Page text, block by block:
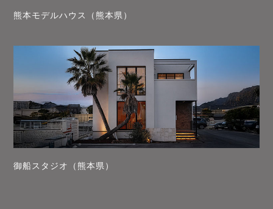
熊本モデルハウス（熊本県）
御船スタジオ（熊本県）